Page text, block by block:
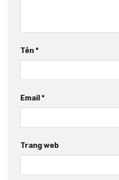
Tên*
Email *
Trang web